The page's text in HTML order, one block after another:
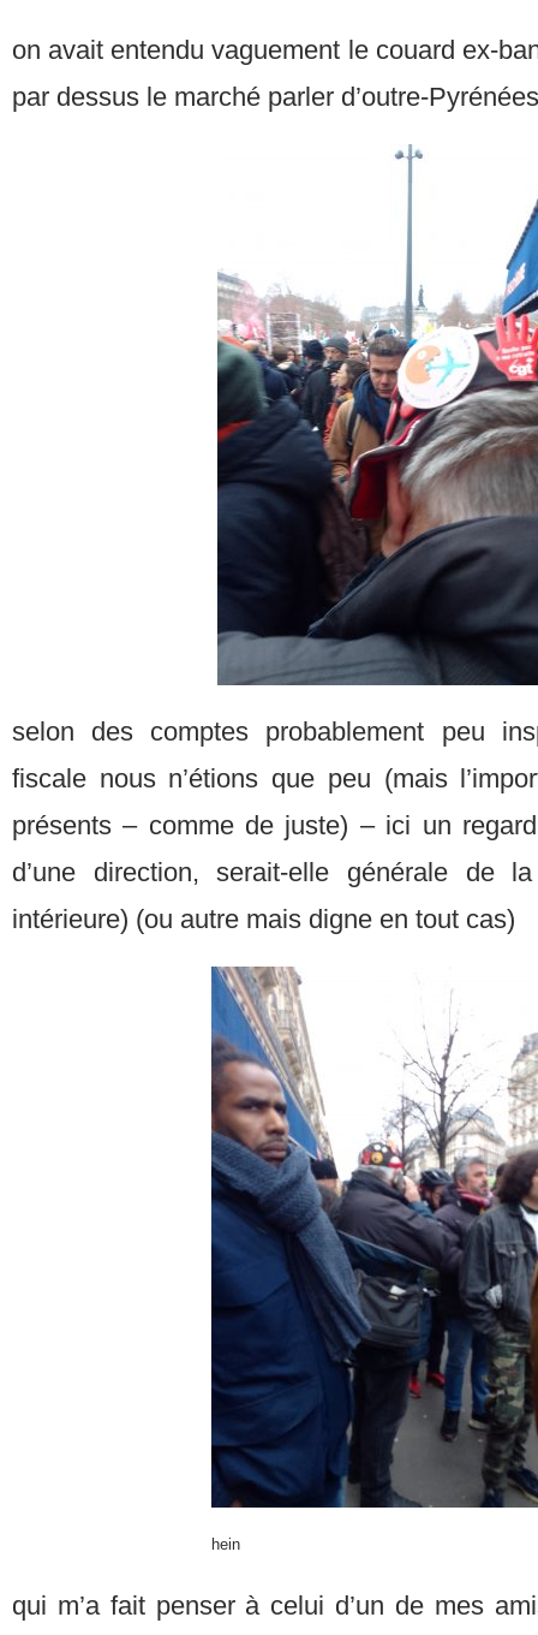
on avait entendu vaguement le couard ex-
par dessus le marché parler d’outre-
selon des comptes probablement peu
fiscale nous n’étions que peu (mais
présents – comme de juste) – ici un
d’une direction, serait-elle générale de
intérieure) (ou autre mais digne en tout cas)
hein
qui m’a fait penser à celui d’un de mes